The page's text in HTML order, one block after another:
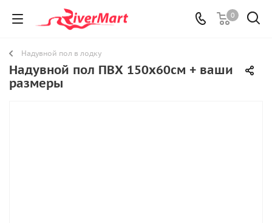
0
Надувной пол в лодку
Надувной пол ПВХ 150х60см + ваши
размеры